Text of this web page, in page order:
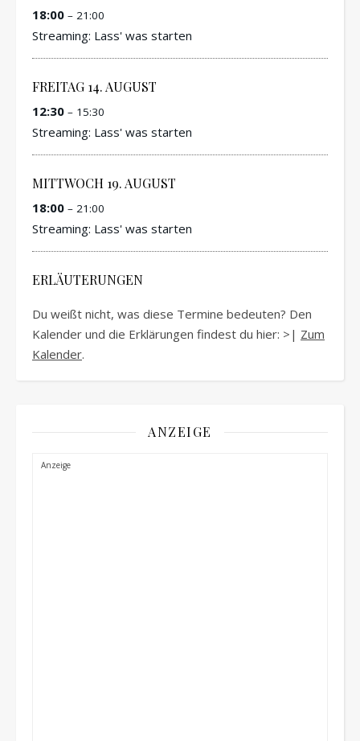
18:00 – 21:00
Streaming: Lass' was starten
FREITAG 14.AUGUST
12:30 – 15:30
Streaming: Lass' was starten
MITTWOCH 19.AUGUST
18:00 – 21:00
Streaming: Lass' was starten
ERLÄUTERUNGEN
Du weißt nicht, was diese Termine bedeuten? Den
Kalender und die Erklärungen findest du hier: >| Zum
Kalender.
ANZEIGE